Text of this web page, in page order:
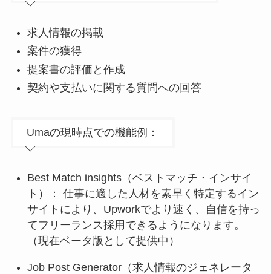
求人情報の掲載
案件の獲得
提案書の評価と作成
契約や支払いに関する質問への回答
Umaの現時点での機能例：
Best Match insights（ベストマッチ・インサイ
ト）： 仕事に適した人材を素早く特定するイン
サイトにより、Upworkでより速く、自信を持っ
てフリーランス採用できるようになります。
（現在ベータ版として提供中）
Job Post Generator（求人情報のジェネレータ